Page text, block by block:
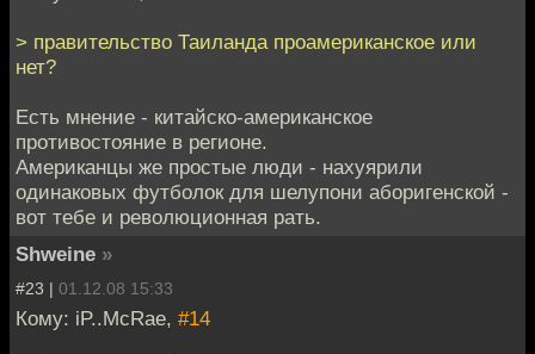
> правительство Таиланда проамериканское или
нет?
Есть мнение - китайско-американское
противостояние в регионе.
Американцы же простые люди - нахуярили
одинаковых футболок для шелупони аборигенской -
вот тебе и революционная рать.
Shweine »
#23 | 01.12.08 15:33
Кому: iP..McRae, #14